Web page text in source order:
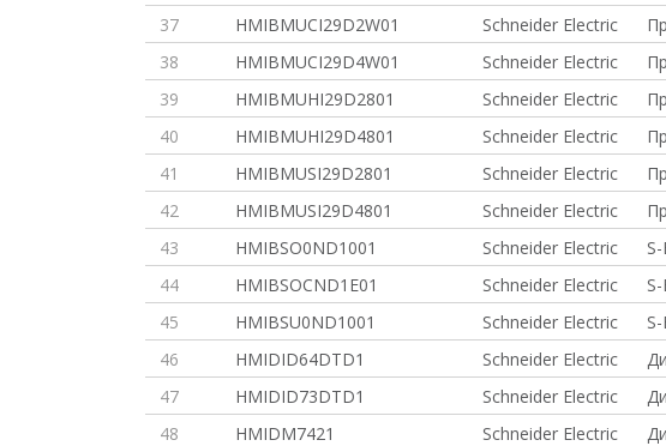
37 HMIBMUCI29D2W01 Schneider Electric
38 HMIBMUCI29D4W01 Schneider Electric
39 HMIBMUHI29D2801 Schneider Electric
40 HMIBMUHI29D4801 Schneider Electric
41 HMIBMUSI29D2801 Schneider Electric
42 HMIBMUSI29D4801 Schneider Electric
43 HMIBSO0ND1001 Schneider Electric
44 HMIBSOCND1E01 Schneider Electric
45 HMIBSU0ND1001 Schneider Electric
46 HMIDID64DTD1 Schneider Electric
47 HMIDID73DTD1 Schneider Electric
48 HMIDM7421 Schneider Electric